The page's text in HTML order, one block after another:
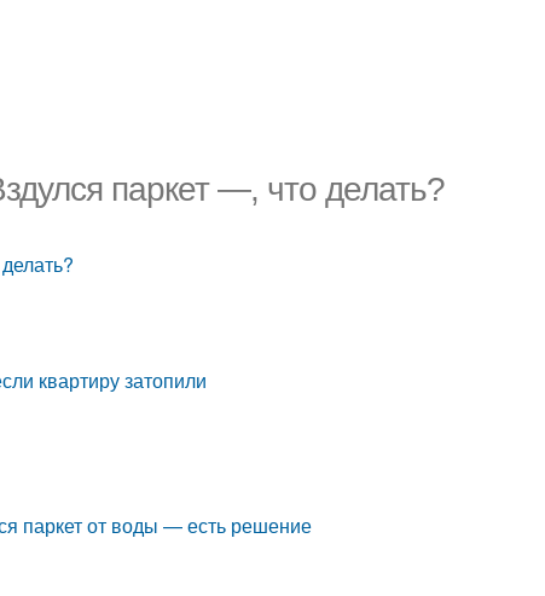
паркет —, что делать?
квартиру затопили
паркет от воды — есть решение